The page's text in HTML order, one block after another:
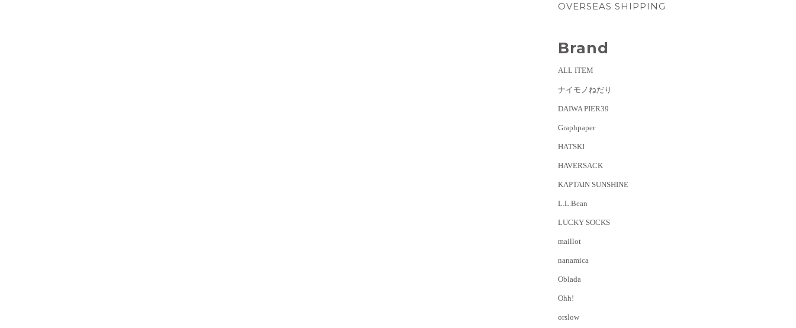
OVERSEAS SHIPPING
Brand
ALL ITEM
ナイモノねだり
DAIWA PIER39
Graphpaper
HATSKI
HAVERSACK
KAPTAIN SUNSHINE
L.L.Bean
LUCKY SOCKS
maillot
nanamica
Oblada
Ohh!
orslow